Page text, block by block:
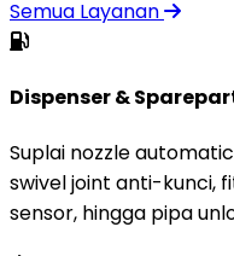
Semua Layanan
Dispenser &
Suplai nozzle
swivel joint anti-kunci,
sensor, hingga pipa